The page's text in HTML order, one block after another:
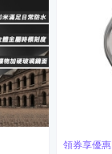
領券享優惠